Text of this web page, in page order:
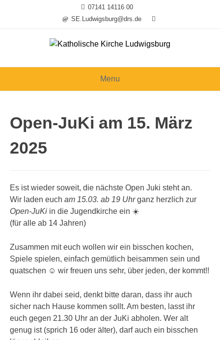
07141 14116 00
SE.Ludwigsburg@drs.de
Menu
Open-JuKi am 15. März
2025
Es ist wieder soweit, die nächste Open Juki steht an.
Wir laden euch am 15.03. ab 19 Uhrganz herzlich zur
Open-JuKi in die Jugendkirche ein ☀️
(für alle ab 14 Jahren)
Zusammen mit euch wollen wir ein bisschen kochen,
Spiele spielen, einfach gemütlich beisammen sein und
quatschen ☺️ wir freuen uns sehr, über jeden, der kommt!!
Wenn ihr dabei seid, denkt bitte daran, dass ihr auch
sicher nach Hause kommen sollt. Am besten, lasst ihr
euch gegen 21.30 Uhr an der JuKi abholen. Wer alt
genug ist (sprich 16 oder älter), darf auch ein bisschen